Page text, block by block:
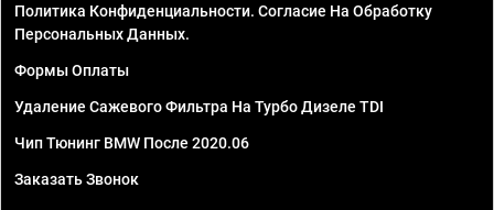
Политика Конфиденциальности. Согласие На Обработку
Персональных Данных.
Формы Оплаты
Удаление Сажевого Фильтра На Турбо Дизеле TDI
Чип Тюнинг BMW После 2020.06
Заказать Звонок